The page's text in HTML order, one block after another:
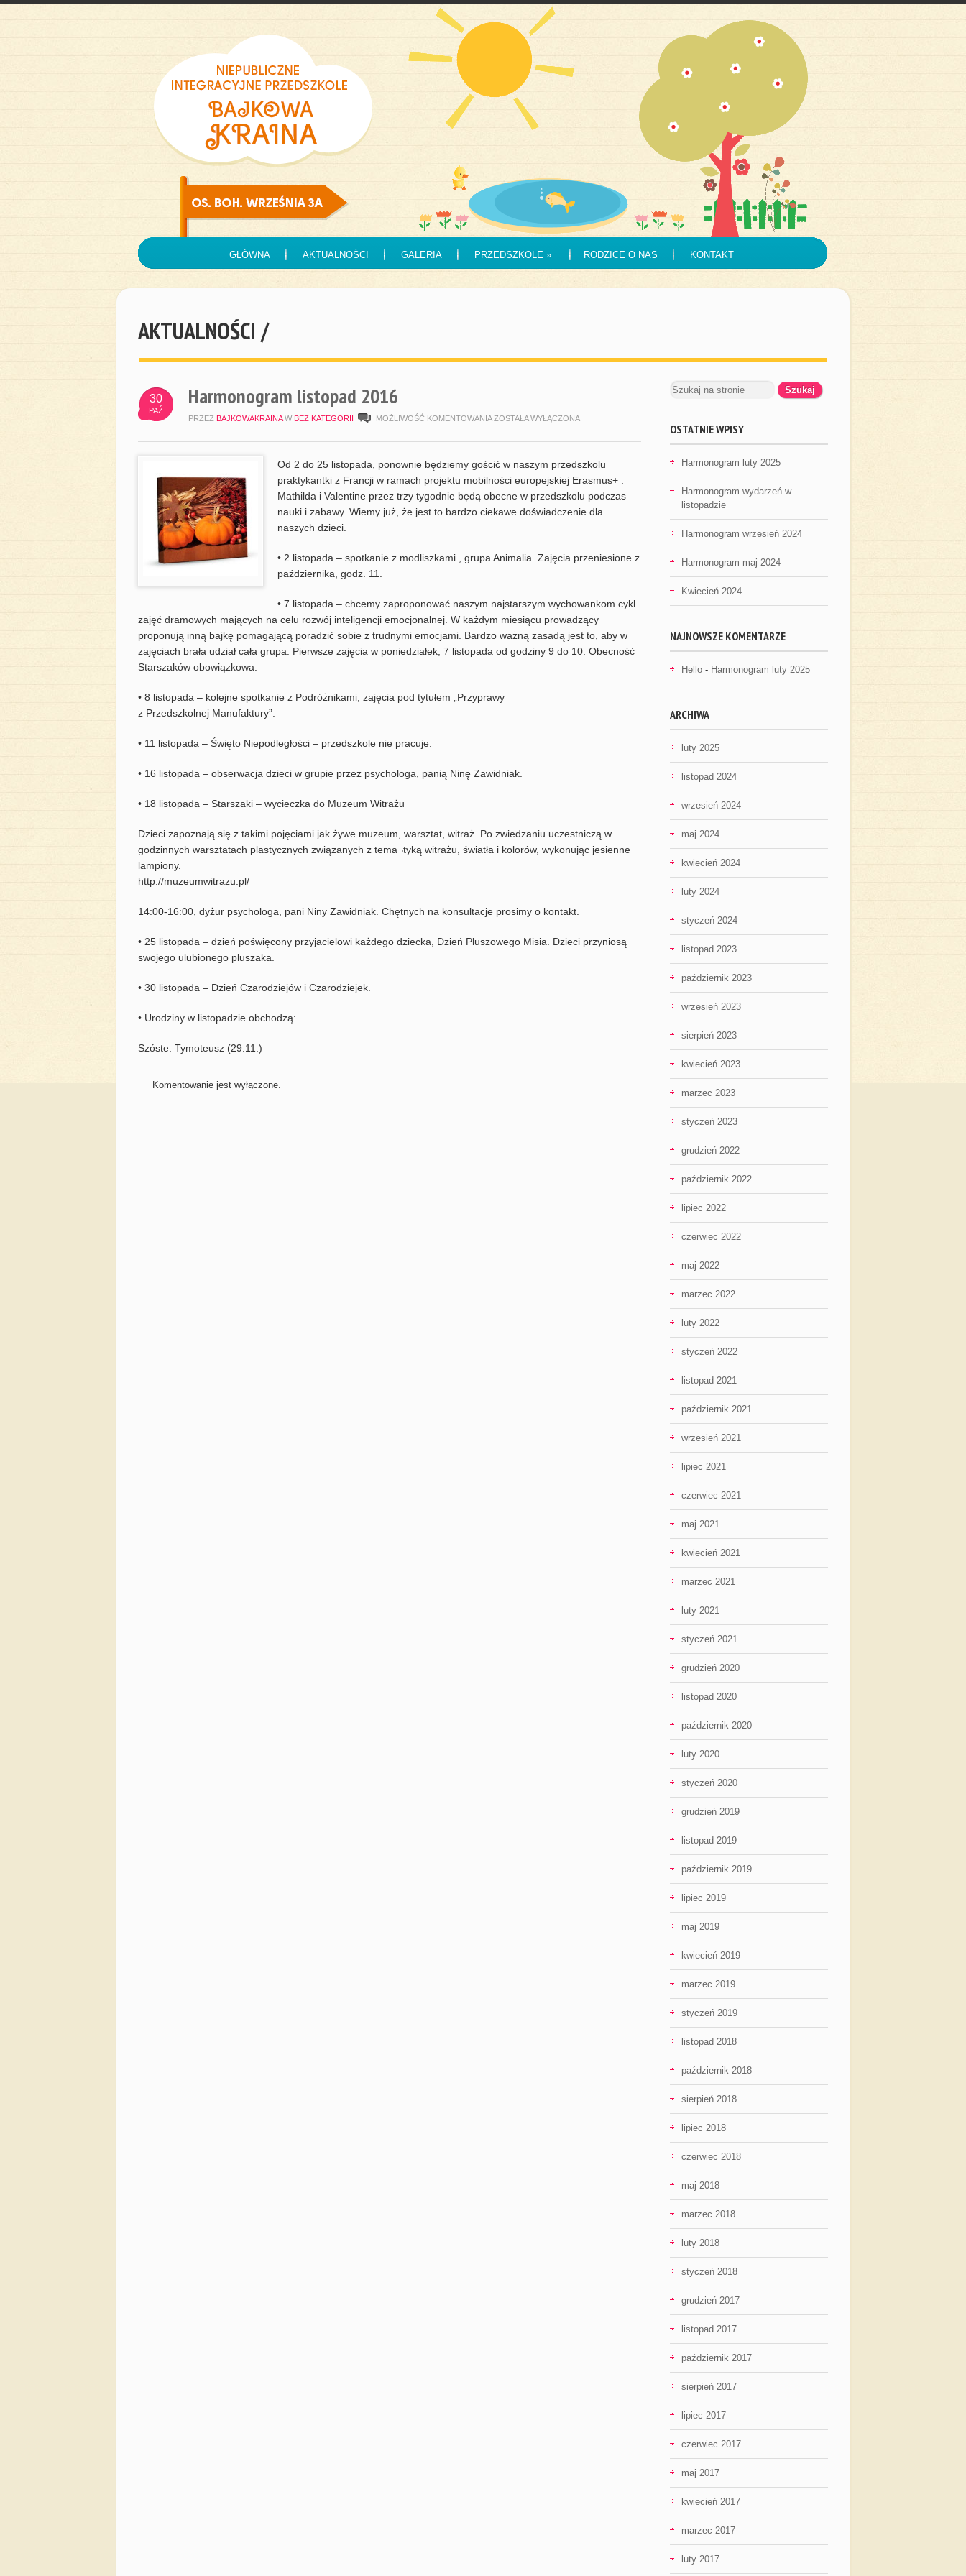
GŁÓWNA AKTUALNOŚCI GALERIA PRZEDSZKOLE» RODZICE O NAS KONTAKT
AKTUALNOŚCI /
30
PAŹ
Harmonogram listopad 2016
PRZEZ BAJKOWAKRAINA W BEZ KATEGORII MOŻLIWOŚĆ KOMENTOWANIA HARMONOGRAM
ZOSTAŁA WYŁĄCZONA
Od 2 do 25 listopada, ponownie będziemy gościć w naszym przedszkolu
praktykantki z Francji w ramach projektu mobilności europejskiej Erasmus+ .
Mathilda i Valentine przez trzy tygodnie będą obecne w przedszkolu podczas
nauki i zabawy. Wiemy już, że jest to bardzo ciekawe doświadczenie dla
naszych dzieci.
• 2 listopada – spotkanie z modliszkami , grupa Animalia. Zajęcia przeniesione z
października, godz. 11.
• 7 listopada – chcemy zaproponować naszym najstarszym wychowankom cykl
zajęć dramowych mających na celu rozwój inteligencji emocjonalnej. W każdym miesiącu prowadzący
proponują inną bajkę pomagającą poradzić sobie z trudnymi emocjami. Bardzo ważną zasadą jest to, aby w
zajęciach brała udział cała grupa. Pierwsze zajęcia w poniedziałek, 7 listopada od godziny 9 do 10. Obecność
Starszaków obowiązkowa.
• 8 listopada – kolejne spotkanie z Podróżnikami, zajęcia pod tytułem „Przyprawy
z Przedszkolnej Manufaktury”.
• 11 listopada – Święto Niepodległości – przedszkole nie pracuje.
• 16 listopada – obserwacja dzieci w grupie przez psychologa, panią Ninę Zawidniak.
• 18 listopada – Starszaki – wycieczka do Muzeum Witrażu
Dzieci zapoznają się z takimi pojęciami jak żywe muzeum, warsztat, witraż. Po zwiedzaniu uczestniczą w
godzinnych warsztatach plastycznych związanych z tema¬tyką witrażu, światła i kolorów, wykonując jesienne
lampiony.
http://muzeumwitrazu.pl/
14:00-16:00, dyżur psychologa, pani Niny Zawidniak. Chętnych na konsultacje prosimy o kontakt.
• 25 listopada – dzień poświęcony przyjacielowi każdego dziecka, Dzień Pluszowego Misia. Dzieci przyniosą
swojego ulubionego pluszaka.
• 30 listopada – Dzień Czarodziejów i Czarodziejek.
• Urodziny w listopadzie obchodzą:
Szóste: Tymoteusz (29.11.)
Komentowanie jest wyłączone.
OSTATNIE WPISY
Harmonogram luty 2025
Harmonogram wydarzeń w
listopadzie
Harmonogram wrzesień 2024
Harmonogram maj 2024
Kwiecień 2024
NAJNOWSZE KOMENTARZE
Hello - Harmonogram luty 2025
ARCHIWA
luty 2025
listopad 2024
wrzesień 2024
maj 2024
kwiecień 2024
luty 2024
styczeń 2024
listopad 2023
październik 2023
wrzesień 2023
sierpień 2023
kwiecień 2023
marzec 2023
styczeń 2023
grudzień 2022
październik 2022
lipiec 2022
czerwiec 2022
maj 2022
marzec 2022
luty 2022
styczeń 2022
listopad 2021
październik 2021
wrzesień 2021
lipiec 2021
czerwiec 2021
maj 2021
kwiecień 2021
marzec 2021
luty 2021
styczeń 2021
grudzień 2020
listopad 2020
październik 2020
luty 2020
styczeń 2020
grudzień 2019
listopad 2019
październik 2019
lipiec 2019
maj 2019
kwiecień 2019
marzec 2019
styczeń 2019
listopad 2018
październik 2018
sierpień 2018
lipiec 2018
czerwiec 2018
maj 2018
marzec 2018
luty 2018
styczeń 2018
grudzień 2017
listopad 2017
październik 2017
sierpień 2017
lipiec 2017
czerwiec 2017
maj 2017
kwiecień 2017
marzec 2017
luty 2017